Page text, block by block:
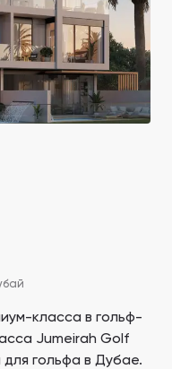
класса в гольф-
Jumeirah Golf
гольфа в Дубае.